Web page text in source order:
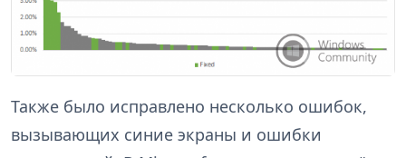
Также было исправлено несколько ошибок,
вызывающих синие экраны и ошибки